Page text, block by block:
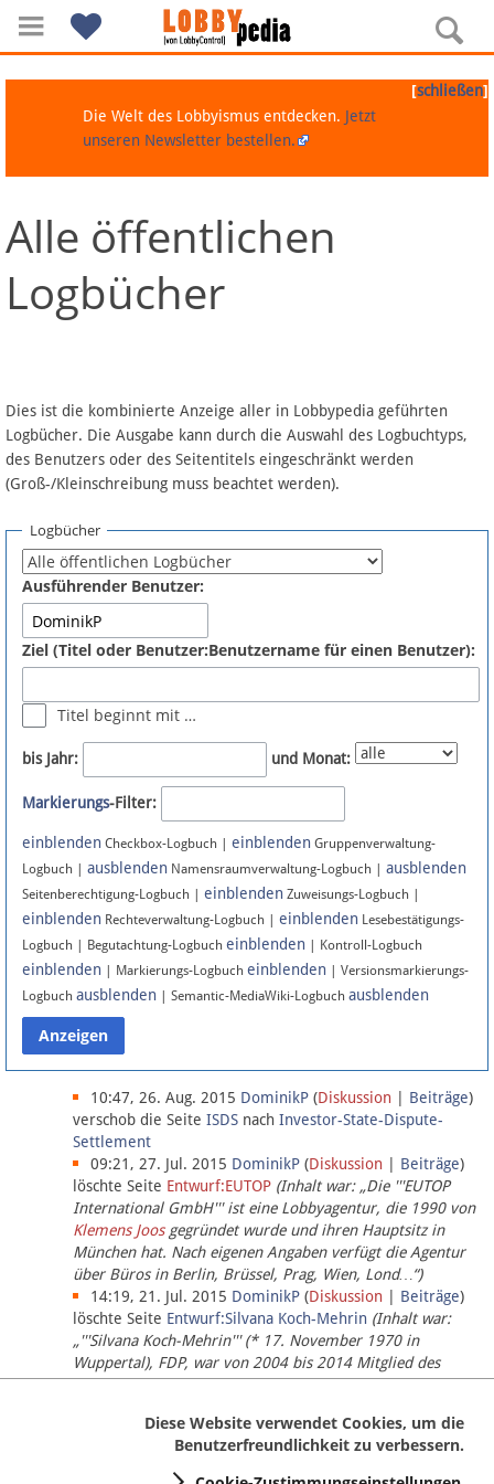
Navigation
Über Lobbypedia
Artikel nach Kategorien
FAQ
Fördermitglied werden
Fehler melden
Newsletter
Bluesky
Facebook
Instagram
Anmelden
Datenschutz
Über Lobbypedia
Impressum
[schließen]
Die Welt des Lobbyismus entdecken. Jetzt
unseren Newsletter bestellen.
Alle öffentlichen
Logbücher
Dies ist die kombinierte Anzeige aller in Lobbypedia geführten
Logbücher. Die Ausgabe kann durch die Auswahl des Logbuchtyps,
des Benutzers oder des Seitentitels eingeschränkt werden
(Groß-/Kleinschreibung muss beachtet werden).
Logbücher
Ausführender Benutzer:
Ziel (Titel oder Benutzer:Benutzername für einen Benutzer):
Titel beginnt mit …
bis Jahr: und Monat:
Markierungs-Filter:
einblenden Checkbox-Logbuch | einblenden Gruppenverwaltung-
Logbuch | ausblenden Namensraumverwaltung-Logbuch | ausblenden
Seitenberechtigung-Logbuch | einblenden Zuweisungs-Logbuch |
einblenden Rechteverwaltung-Logbuch | einblenden Lesebestätigungs-
Logbuch | Begutachtung-Logbuch einblenden | Kontroll-Logbuch
einblenden | Markierungs-Logbuch einblenden | Versionsmarkierungs-
Logbuch ausblenden | Semantic-MediaWiki-Logbuch ausblenden
10:47, 26. Aug. 2015 DominikP (Diskussion Beiträge)
verschob die Seite ISDS nach Investor-State-Dispute-
Settlement
09:21, 27. Jul. 2015 DominikP (Diskussion Beiträge)
löschte Seite Entwurf:EUTOP (Inhalt war: „Die '''EUTOP
International GmbH''' ist eine Lobbyagentur, die 1990 von
Klemens Joosgegründet wurde und ihren Hauptsitz in
München hat. Nach eigenen Angaben verfügt die Agentur
über Büros in Berlin, Brüssel, Prag, Wien, Lond…“)
14:19, 21. Jul. 2015 DominikP (Diskussion Beiträge)
löschte Seite Entwurf:Silvana Koch-Mehrin (Inhalt war:
„'''Silvana Koch-Mehrin''' (* 17. November 1970 in
Wuppertal), FDP, war von 2004 bis 2014 Mitglied des
Europäischen Parlaments, seit November 2014 ist sie für
Diese Website verwendet Cookies, um die
Benutzerfreundlichkeit zu verbessern.